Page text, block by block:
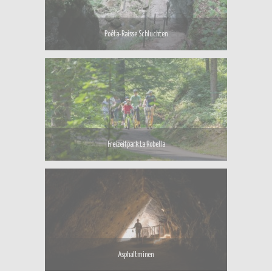
Poëta-Raisse Schluchten
Freizeitpark La Robella
Asphaltminen